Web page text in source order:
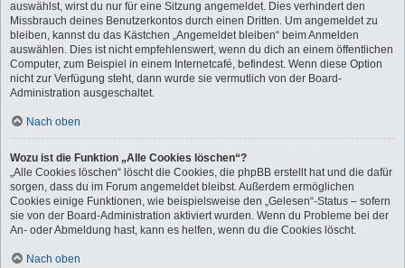
auswählst, wirst du nur für eine Sitzung angemeldet. Dies verhindert den
Missbrauch deines Benutzerkontos durch einen Dritten. Um angemeldet zu
bleiben, kannst du das Kästchen „Angemeldet bleiben“ beim Anmelden
auswählen. Dies ist nicht empfehlenswert, wenn du dich an einem öffentlichen
Computer, zum Beispiel in einem Internetcafé, befindest. Wenn diese Option
nicht zur Verfügung steht, dann wurde sie vermutlich von der Board-
Administration ausgeschaltet.
Nach oben
Wozu ist die Funktion „Alle Cookies löschen“?
„Alle Cookies löschen“ löscht die Cookies, die phpBB erstellt hat und die dafür
sorgen, dass du im Forum angemeldet bleibst. Außerdem ermöglichen
Cookies einige Funktionen, wie beispielsweise den „Gelesen“-Status – sofern
sie von der Board-Administration aktiviert wurden. Wenn du Probleme bei der
An- oder Abmeldung hast, kann es helfen, wenn du die Cookies löscht.
Nach oben